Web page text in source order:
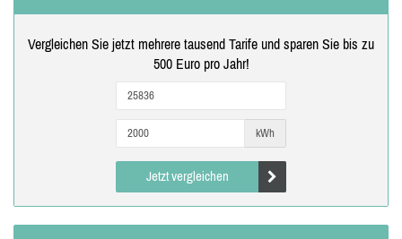
Vergleichen Sie jetzt mehrere tausend Tarife und sparen Sie bis zu
500 Euro pro Jahr!
kWh
Jetzt vergleichen